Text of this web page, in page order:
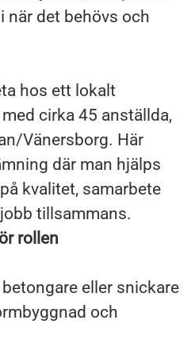
när det behövs och
hos ett lokalt
cirka 45 anställda,
Vänersborg. Här
där man hjälps
kvalitet, samarbete
tillsammans.
rollen
eller snickare
och